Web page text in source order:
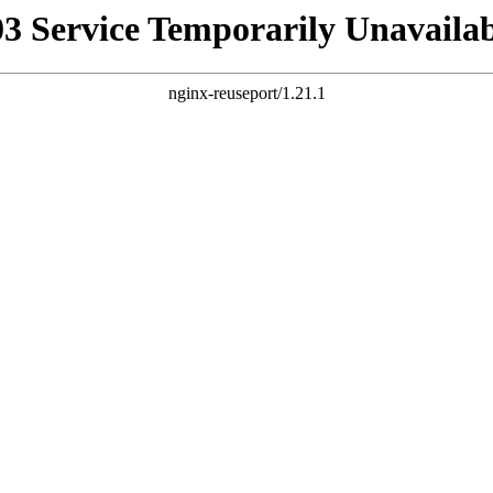
Service Temporarily
nginx-reuseport/1.21.1